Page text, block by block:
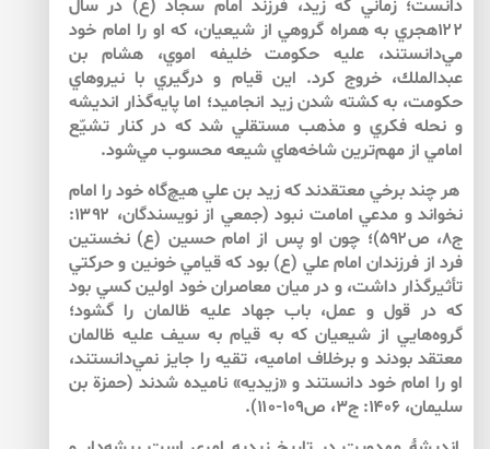
دانست؛ زماني كه زيد، فرزند امام سجاد (ع) در سال
۱۲۲هجري به همراه گروهي از شيعيان، كه او را امام خود
مي‌دانستند، عليه حكومت خليفه اموي، هشام بن
عبدالملك، خروج كرد. اين قيام و درگيري با نيروهاي
حكومت، به كشته شدن زيد انجاميد؛ اما پايه‌گذار انديشه
و نحله‌ فكري و مذهب مستقلي شد كه در كنار تشيّع
امامي از مهم‌ترين شاخه‌هاي شيعه محسوب مي‌شود.
هر چند برخي معتقدند كه زيد بن علي هيچ‌گاه خود را امام
نخواند و مدعي امامت نبود (جمعي از نويسندگان، ۱۳۹۲:
ج۸، ص۵۹۲)؛ چون او پس از امام حسين (ع) نخستين
فرد از فرزندان امام علي (ع) بود كه قيامي خونين و حركتي
تأثيرگذار داشت، و در ميان معاصران خود اولين كسي بود
كه در قول و عمل، باب جهاد عليه ظالمان را گشود؛
گروه‌هايي از شيعيان كه به قيام به سيف عليه ظالمان
معتقد بودند و برخلاف اماميه، تقيه را جايز نمي‌دانستند،
او را امام خود دانستند و «زيديه» ناميده شدند (حمزة بن
سليمان، ۱۴۰۶: ج۳، ص۱۰۹-۱۱۰).